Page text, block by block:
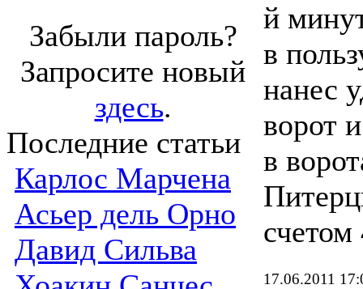
Забыли пароль?
Запросите новый
здесь.
Последние статьи
Карлос Марчена
Асьер дель Орно
Давид Сильва
й
в
нанес
ворот
в
счетом
17.06.2011